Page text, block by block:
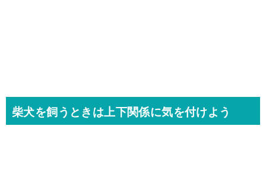
柴犬を飼うときは上下関係に気を付けよう